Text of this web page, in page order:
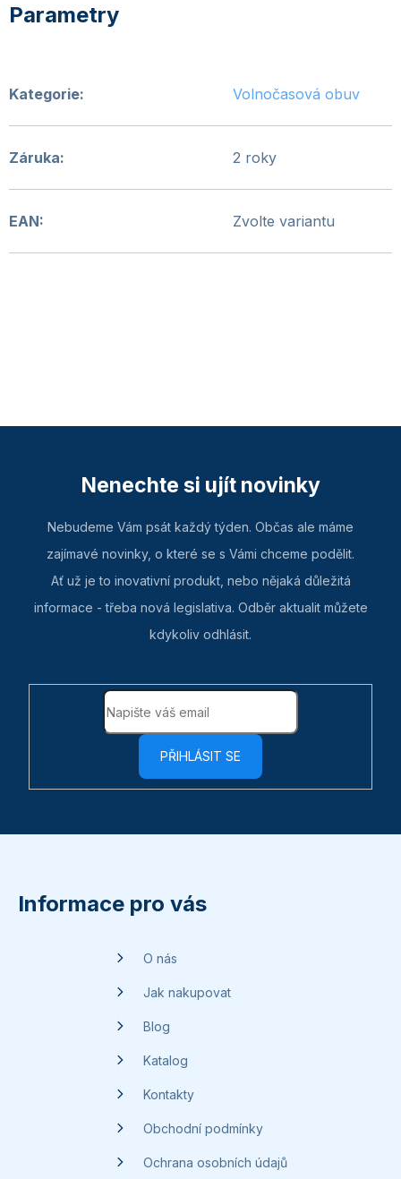
Kategorie: Volnočasová obuv
Záruka: 2 roky
EAN: Zvolte variantu
Nenechte si ujít novinky
Nebudeme Vám psát každý týden. Občas ale máme
zajímavé novinky, o které se s Vámi chceme podělit.
Ať už je to inovativní produkt, nebo nějaká důležitá
informace - třeba nová legislativa. Odběr aktualit můžete
kdykoliv odhlásit.
PŘIHLÁSIT SE
Informace pro vás
O nás
Jak nakupovat
Blog
Katalog
Kontakty
Obchodní podmínky
Ochrana osobních údajů